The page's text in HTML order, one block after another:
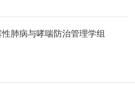
肺病与哮喘防治管理学组